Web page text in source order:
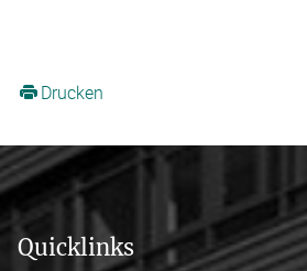
Drucken
Quicklinks